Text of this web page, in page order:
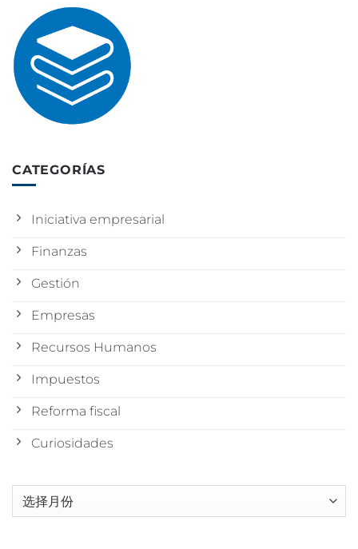
CATEGORÍAS
Iniciativa empresarial
Finanzas
Gestión
Empresas
Recursos Humanos
Impuestos
Reforma fiscal
Curiosidades